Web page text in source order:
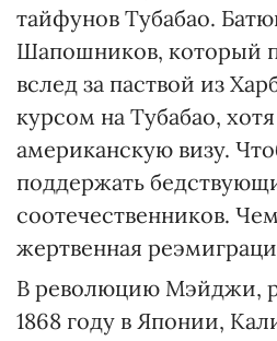
тайфунов Ту­бабао.
Шапошников, который
вслед за паствой из
курсом на Тубабао,
американскую визу.
поддержать
соотечественников.
жертвенная
В революцию Мэйджи,
1868 году в Японии,